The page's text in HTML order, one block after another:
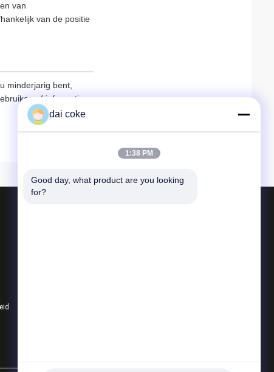
van
van de positie
minderjarig bent,
of informatie
dai coke
1:38 PM
Good day, what product are you looking
for?